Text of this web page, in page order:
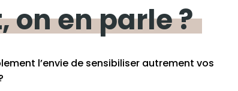
onenparle ?
l’envie de sensibiliser autrement vos